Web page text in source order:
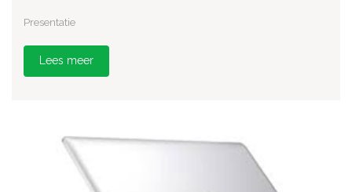
Presentatie
Lees meer